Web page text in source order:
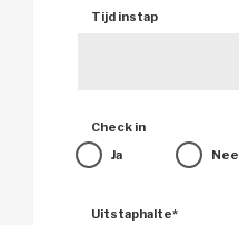
Tijd instap
Check in
Ja
Nee
Uitstaphalte*